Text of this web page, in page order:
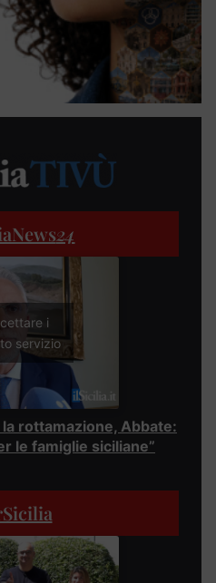
24
i
servizio
la rottamazione, Abbate:
le famiglie siciliane”